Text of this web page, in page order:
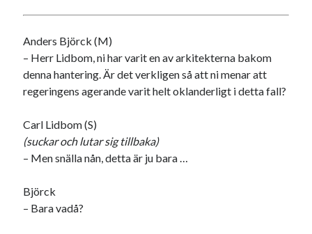
Anders Björck (M)
– Herr Lidbom, ni har varit en av arkitekterna bakom
denna hantering. Är det verkligen så att ni menar att
regeringens agerande varit helt oklanderligt i detta fall?
Carl Lidbom (S)
(suckar och lutar sig tillbaka)
– Men snälla nån, detta är ju bara …
Björck
– Bara vadå?